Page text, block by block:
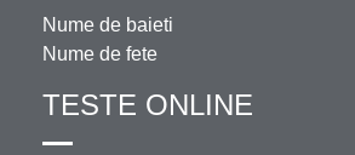
Nume de baieti
Nume de fete
TESTE ONLINE